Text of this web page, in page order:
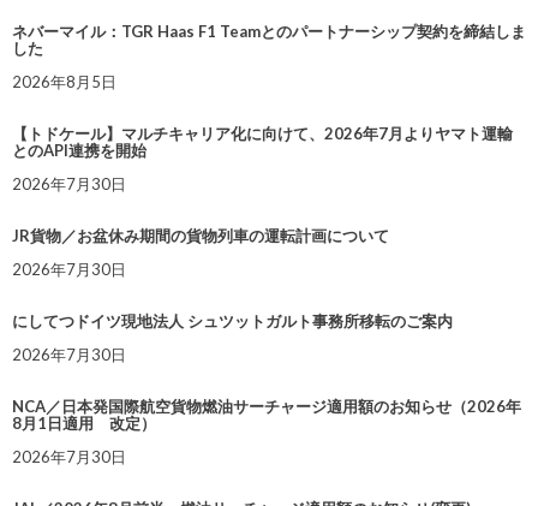
ネバーマイル：TGR Haas F1 Teamとのパートナーシップ契約を締結しま
した
2026年8月5日
【トドケール】マルチキャリア化に向けて、2026年7月よりヤマト運輸
とのAPI連携を開始
2026年7月30日
JR貨物／お盆休み期間の貨物列車の運転計画について
2026年7月30日
にしてつドイツ現地法人 シュツットガルト事務所移転のご案内
2026年7月30日
NCA／日本発国際航空貨物燃油サーチャージ適用額のお知らせ（2026年
8月1日適用 改定）
2026年7月30日